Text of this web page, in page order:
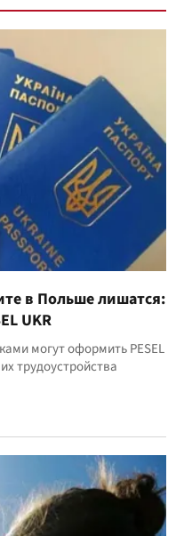
в Польше лишатся:
UKR
могут оформить PESEL
трудоустройства